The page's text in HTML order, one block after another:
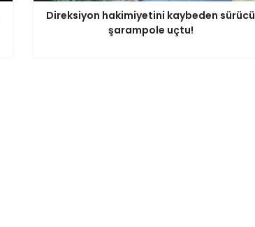
Direksiyon hakimiyetini kaybeden sürücü
şarampole uçtu!